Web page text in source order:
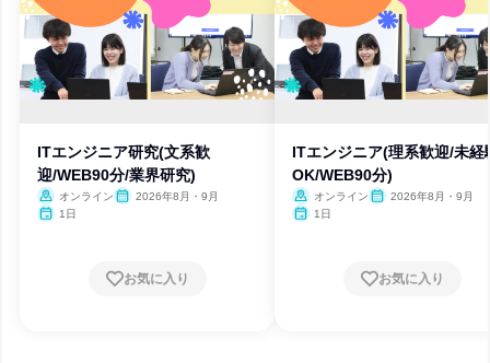
ITエンジニア研究(文系歓
迎/WEB90分/業界研究)
オンライン
2026年8月・9月
1日
お気に入り
ITエンジニア(理系歓迎/未経
OK/WEB90分)
オンライン
2026年8月・9月
1日
お気に入り